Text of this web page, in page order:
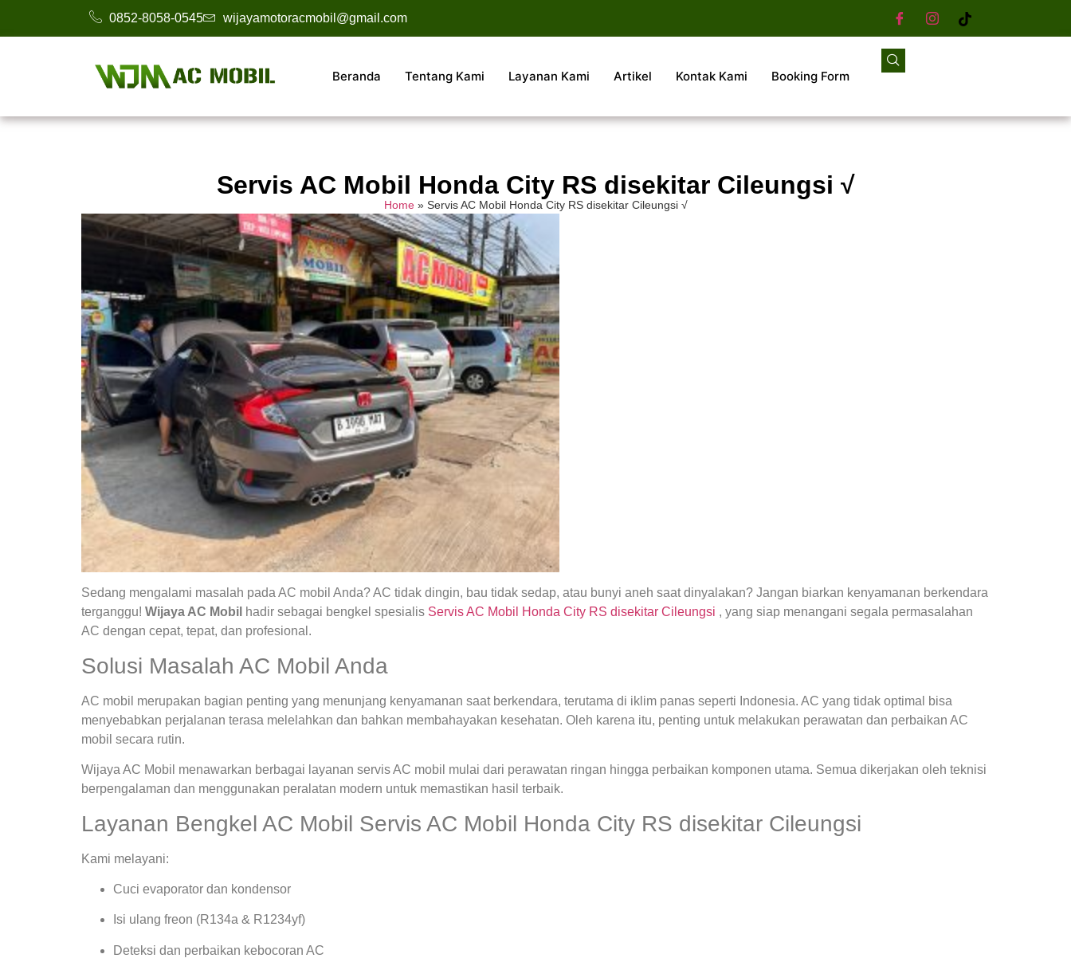
0852-8058-0545 wijayamotoracmobil@gmail.com
Beranda Tentang Kami Layanan Kami Artikel Kontak Kami Booking Form
Servis AC Mobil Honda City RS disekitar Cileungsi √
Home» Servis AC Mobil Honda City RS disekitar Cileungsi √
Sedang mengalami masalah pada AC mobil Anda? AC tidak dingin, bau tidak sedap, atau bunyi aneh saat dinyalakan? Jangan biarkan kenyamanan berkendara
terganggu! Wijaya AC Mobil hadir sebagai bengkel spesialis Servis AC Mobil Honda City RS disekitar Cileungsi , yang siap menangani segala permasalahan
AC dengan cepat, tepat, dan profesional.
Solusi Masalah AC Mobil Anda
AC mobil merupakan bagian penting yang menunjang kenyamanan saat berkendara, terutama di iklim panas seperti Indonesia. AC yang tidak optimal bisa
menyebabkan perjalanan terasa melelahkan dan bahkan membahayakan kesehatan. Oleh karena itu, penting untuk melakukan perawatan dan perbaikan AC
mobil secara rutin.
Wijaya AC Mobil menawarkan berbagai layanan servis AC mobil mulai dari perawatan ringan hingga perbaikan komponen utama. Semua dikerjakan oleh teknisi
berpengalaman dan menggunakan peralatan modern untuk memastikan hasil terbaik.
Layanan Bengkel AC Mobil Servis AC Mobil Honda City RS disekitar Cileungsi
Kami melayani:
Cuci evaporator dan kondensor
Isi ulang freon (R134a & R1234yf)
Deteksi dan perbaikan kebocoran AC